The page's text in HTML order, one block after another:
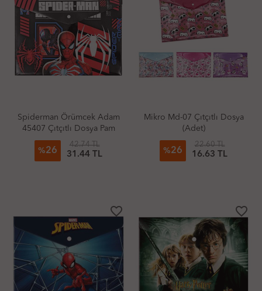
Spiderman Örümcek Adam
45407 Çıtçıtlı Dosya Pam
%26
42.74 TL
31.44 TL
Mikro Md-07 Çıtçıtlı Dosya
(Adet)
%26
22.60 TL
16.63 TL
favorite_border favorite_border